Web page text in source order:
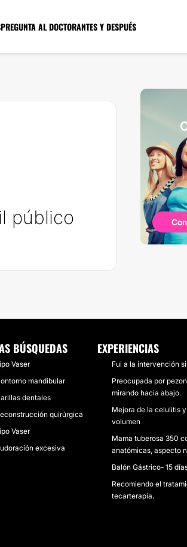
PREGUNTA AL DOCTORANTES Y DESPUÉS
público
BÚSQUEDAS
Vaser
mandibular
dentales
quirúrgica
Vaser
excesiva
EXPERIENCIAS
Fui a la intervención
Preocupada por
mirando hacia abajo.
Mejora de la celulitis
volumen
Mama tuberosa 350
anatómicas, aspecto
Balón Gástrico- 15
Recomiendo el
tecarterapia.